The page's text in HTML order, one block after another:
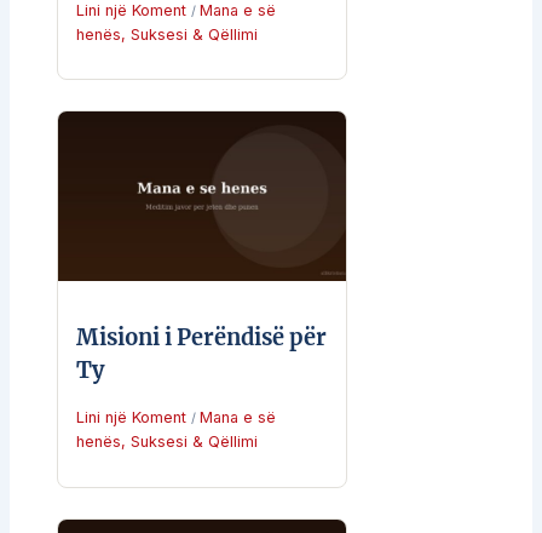
Lini një Koment / Mana e së
henës, Suksesi & Qëllimi
Misioni i Perëndisë për
Ty
Lini një Koment / Mana e së
henës, Suksesi & Qëllimi